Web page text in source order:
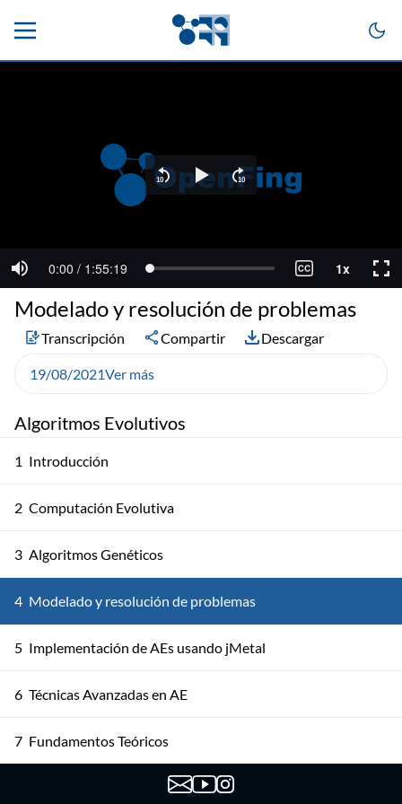
Algoritmos Evolutivos
1 Introducción
2 Computación Evolutiva
3 Algoritmos Genéticos
4 Modelado y resolución de problemas
5 Implementación de AEs usando jMetal
6 Técnicas Avanzadas en AE
7 Fundamentos Teóricos
Modelado y resolución de problemas
Transcripción Compartir Descargar
19/08/2021Ver más